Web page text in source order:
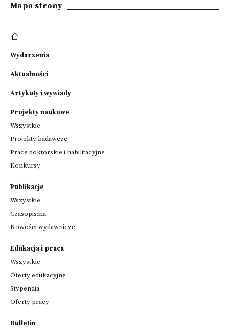
Mapa strony
Wydarzenia
Aktualności
Artykuły i wywiady
Projekty naukowe
Wszystkie
Projekty badawcze
Prace doktorskie i habilitacyjne
Konkursy
Publikacje
Wszystkie
Czasopisma
Nowości wydawnicze
Edukacja i praca
Wszystkie
Oferty edukacyjne
Stypendia
Oferty pracy
Bulletin